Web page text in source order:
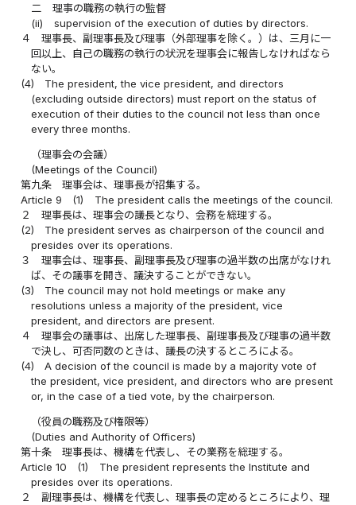
二
理事の職務の執行の監督
(ii)
supervision of the execution of duties by directors.
４
理事長、副理事長及び理事（外部理事を除く。）は、三月に一
回以上、自己の職務の執行の状況を理事会に報告しなければなら
ない。
(4)
The president, the vice president, and directors
(excluding outside directors) must report on the status of
execution of their duties to the council not less than once
every three months.
（理事会の会議）
(Meetings of the Council)
第九条
理事会は、理事長が招集する。
Article 9
(1)
The president calls the meetings of the council.
２
理事長は、理事会の議長となり、会務を総理する。
(2)
The president serves as chairperson of the council and
presides over its operations.
３
理事会は、理事長、副理事長及び理事の過半数の出席がなけれ
ば、その議事を開き、議決することができない。
(3)
The council may not hold meetings or make any
resolutions unless a majority of the president, vice
president, and directors are present.
４
理事会の議事は、出席した理事長、副理事長及び理事の過半数
で決し、可否同数のときは、議長の決するところによる。
(4)
A decision of the council is made by a majority vote of
the president, vice president, and directors who are present
or, in the case of a tied vote, by the chairperson.
（役員の職務及び権限等）
(Duties and Authority of Officers)
第十条
理事長は、機構を代表し、その業務を総理する。
Article 10
(1)
The president represents the Institute and
presides over its operations.
２
副理事長は、機構を代表し、理事長の定めるところにより、理